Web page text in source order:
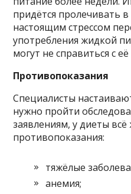
придётся пролечивать
настоящим стрессом
употребления жидкой
могут не справиться с
Противопоказания
Специалисты
нужно пройти
заявлениям, у диеты всё
противопоказания:
тяжёлые
анемия;